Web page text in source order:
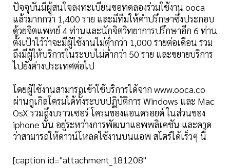
ปัจจุบันมีผู้สนใจลงทะเบียนขอทดลองร่วมใช้งาน ooca
แล้วมากกว่า 1,400 ราย และมีทีมให้คำปรึกษาซึ่งประกอบ
ด้วยจิตแพทย์ 4 ท่านและนักจิตวิทยาการปรึกษาอีก 6 ท่าน
ตั้งเป้าไว้ว่าจะมีผู้ใช้งานไม่ตํ่ากว่า 1,000 รายต่อเดือน รวม
ถึงมีผู้ให้บริการในระบบไม่ตํ่ากว่า 50 ราย และขยายบริการ
ไปยังต่างประเทศต่อไป
โดยผู้ใช้งานสามารถเข้าใช้บริการได้จาก www.ooca.co
ผ่านกูเกิลโครมได้ทั้งระบบปฏิบัติการ Windows และ Mac
OsX รวมถึงบราวเซอร์ โครมของแอนดรอยด์ ในส่วนของ
iphone นั้น อยู่ระหว่างการพัฒนาแอพพลิเคชัน และคาด
ว่าสามารถให้ดาวน์โหลดใช้งานบนแอพ สโตร์ได้เร็วๆ นี้
[caption id="attachment_181208"